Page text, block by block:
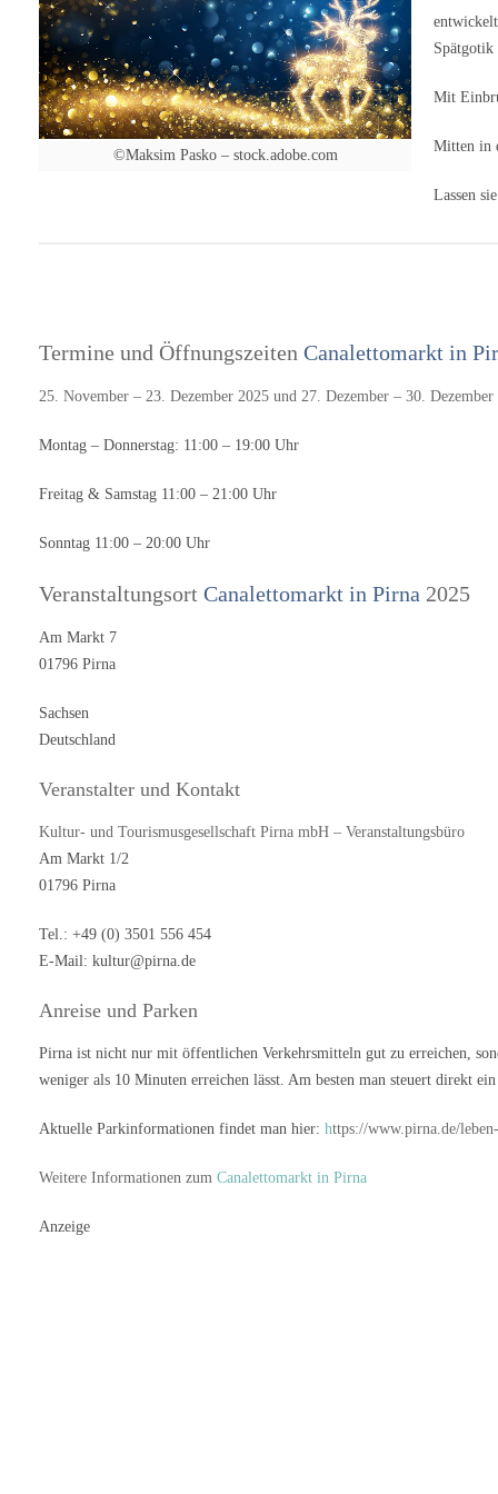
2025 Montag - Donnerstag: 11:00 - 19:00 Uhr
Freitag & Samstag 11:00 - 21:00 Uhr Sonntag 11:00
- 20:00 Uhr Veranstaltungsort Canalettomarkt in
Pirna 2025 Am Markt 7 01796 Pirna Sachsen
Deutschland Veranstalter und Kontakt Kultur- und
Tourismusgesellschaft Pirna mbH -
©Maksim Pasko – stock.adobe.com
Mit
Mitten in
Lassen
Termine und Öffnungszeiten Canalettomarkt in
25. November – 23. Dezember 2025 und 27. Dezember – 30. Dezember
Montag – Donnerstag: 11:00 – 19:00 Uhr
Freitag & Samstag 11:00 – 21:00 Uhr
Sonntag 11:00 – 20:00 Uhr
Veranstaltungsort Canalettomarkt in Pirna 2025
Am Markt 7
01796 Pirna
Sachsen
Deutschland
Veranstalter und Kontakt
Kultur- und Tourismusgesellschaft Pirna mbH – Veranstaltungsbüro
Am Markt 1/2
01796 Pirna
Tel.: +49 (0) 3501 556 454
E-Mail: kultur@pirna.de
Anreise und Parken
Pirna ist nicht nur mit öffentlichen Verkehrsmitteln gut zu erreichen,
weniger als 10 Minuten erreichen lässt. Am besten man steuert direkt ein
Aktuelle Parkinformationen findet man hier: https://www.pirna.de/
Weitere Informationen zum Canalettomarkt in Pirna
Anzeige